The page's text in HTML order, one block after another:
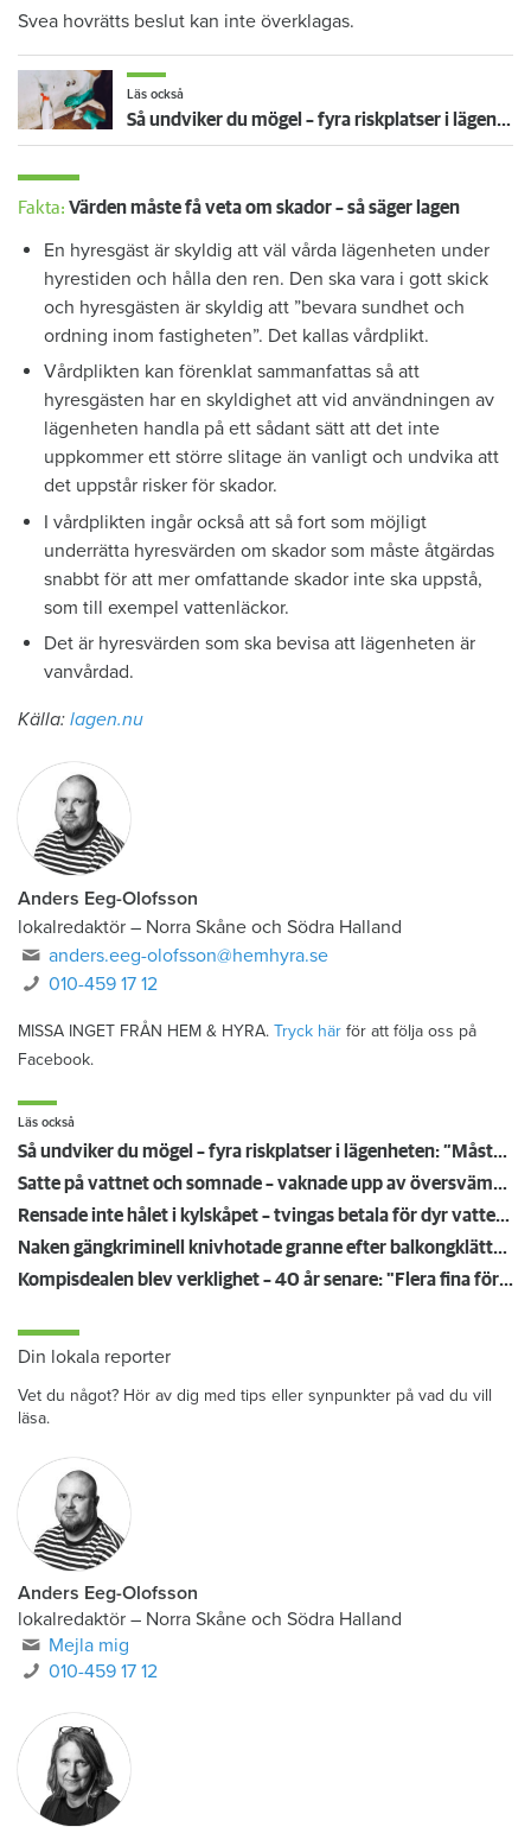
Svea hovrätts beslut kan inte överklagas.
Läs också
Så undviker du mögel – fyra riskplatser i lägenheten: ”Måste städa bort”
Fakta: Värden måste få veta om skador – så säger lagen
En hyresgäst är skyldig att väl vårda lägenheten under
hyrestiden och hålla den ren. Den ska vara i gott skick
och hyresgästen är skyldig att ”bevara sundhet och
ordning inom fastigheten”. Det kallas vårdplikt.
Vårdplikten kan förenklat sammanfattas så att
hyresgästen har en skyldighet att vid användningen av
lägenheten handla på ett sådant sätt att det inte
uppkommer ett större slitage än vanligt och undvika att
det uppstår risker för skador.
I vårdplikten ingår också att så fort som möjligt
underrätta hyresvärden om skador som måste åtgärdas
snabbt för att mer omfattande skador inte ska uppstå,
som till exempel vattenläckor.
Det är hyresvärden som ska bevisa att lägenheten är
vanvårdad.
Källa: lagen.nu
Anders Eeg-Olofsson
lokalredaktör – Norra Skåne och Södra Halland
anders.eeg-olofsson@hemhyra.se
010-459 17 12
MISSA INGET FRÅN HEM & HYRA.
Läs också
Satte på vattnet och somnade – vaknade upp av översvämning hos grannen
Naken gängkriminell knivhotade granne efter balkongklättring
Din lokala reporter
Vet du något? Hör av dig med tips eller synpunkter på vad du vill
Anders Eeg-Olofsson
lokalredaktör–
Mejla mig